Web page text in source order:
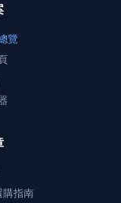
覽
指南